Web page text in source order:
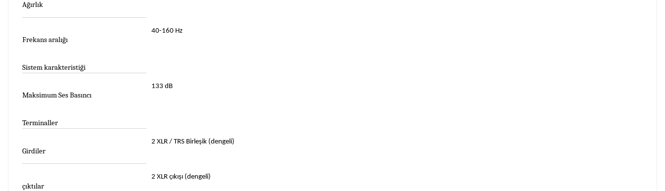
Ağırlık
Frekans aralığı
40-160 Hz
Sistem karakteristiği
Maksimum Ses Basıncı
133 dB
Terminaller
Girdiler
2 XLR / TRS Birleşik (dengeli)
çıktılar
2 XLR çıkışı (dengeli)